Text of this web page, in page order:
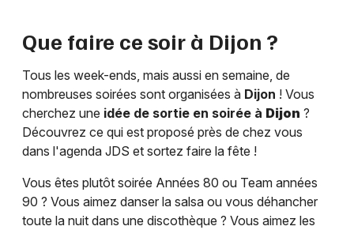
Que faire ce soir à Dijon ?
Tous les week-ends, mais aussi en semaine, de
nombreuses soirées sont organisées à Dijon ! Vous
cherchez une idée de sortie en soirée à Dijon ?
Découvrez ce qui est proposé près de chez vous
dans l'agenda JDS et sortez faire la fête !
Vous êtes plutôt soirée Années 80 ou Team années
90 ? Vous aimez danser la salsa ou vous déhancher
toute la nuit dans une discothèque ? Vous aimez les